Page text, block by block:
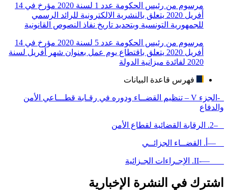
مرسوم من رئيس الحكومة عدد 1 لسنة 2020 مؤرخ في 14
أفريل 2020 يتعلق بالنشرية الالكترونية للرائد الرسمي
للجمهورية التونسية وبتحديد تاريخ نفاذ النصوص القانونية
مرسوم من رئيس الحكومة عدد 5 لسنة 2020 مؤرخ في 14
أفريل 2020 يتعلق باقتطاع يوم عمل بعنوان شهر أفريل لسنة
2020 لفائدة ميزانية الدولة
فهرس قاعدة البيانات
-الجزء V – تنظيم القضــاء ودوره في رقـابة قطـــاعي الأمن
والدفاع
–2. الرقابة القضائية لقطاع الأمن
—أ. القضــاء الجزائــي
—-II. الإجـراءات الجـزائية
اشترك في النشرة الإخبارية